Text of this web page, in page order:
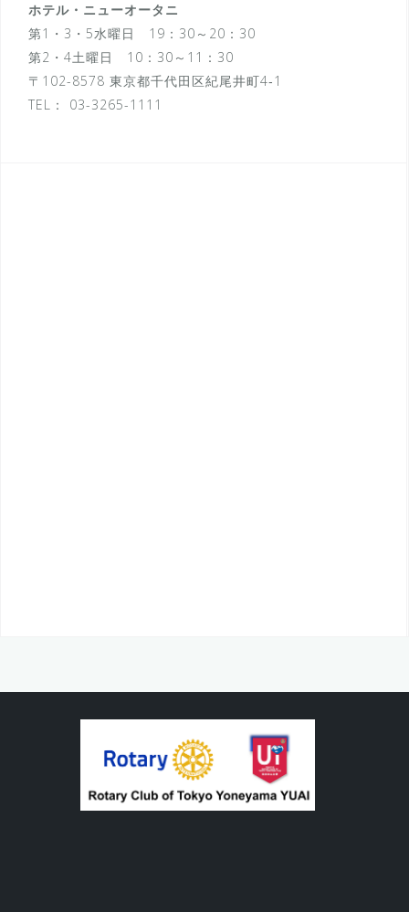
ホテル・ニューオータニ
第1・3・5水曜日 19：30～20：30
第2・4土曜日 10：30～11：30
〒102-8578 東京都千代田区紀尾井町4‐1
TEL： 03-3265-1111